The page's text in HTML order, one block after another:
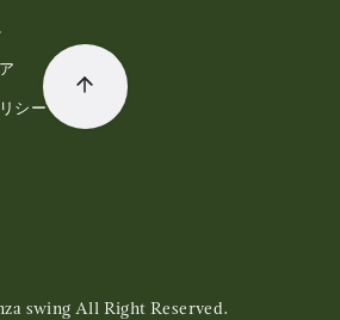
シー
swing All Right Reserved.